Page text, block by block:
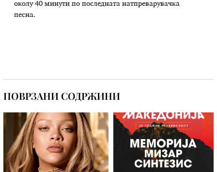
околу 40 минути по последната натпреварувачка
песна.
ПОВРЗАНИ СОДРЖИНИ